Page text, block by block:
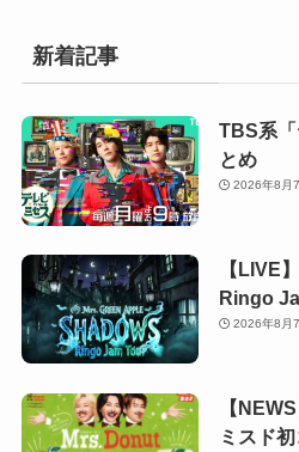
新着記事
TBS系
とめ
2026年8月
【LIVE
Ringo
2026年8月
【
ミスド